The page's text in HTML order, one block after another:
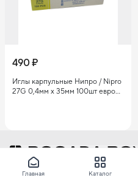
490 ₽
Иглы карпульные Нипро / Nipro
27G 0,4мм х 35мм 100шт евро
Rocada Box —
где нужное для
Главная Каталог